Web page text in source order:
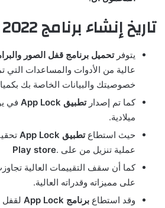
تاريخ إنشاء برنامج App Lock 2022
يتوفرتحميل برنامج قفل الصور
عالية من الأدوات والمساعدات التي
خصوصيتك والبيانات الخاصة بك
كما تم إصدارتطبيق App Lock
ميلادية.
حيث استطاعتطبيق App Lock
عملية تنزيل من على .Play store
على مميزاته وقدراته العالية.
وقد استطاع برنامج App Lock لقفل